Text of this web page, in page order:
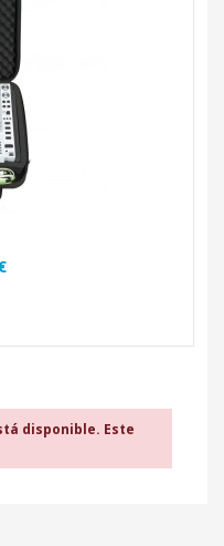
disponible. Este